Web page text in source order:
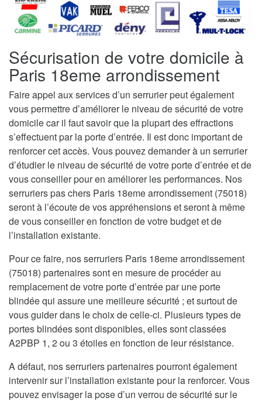
Sécurisation de votre domicile à
Paris 18eme arrondissement
Faire appel aux services d’un serrurier peut également
vous permettre d’améliorer le niveau de sécurité de votre
domicile car il faut savoir que la plupart des effractions
s’effectuent par la porte d’entrée. Il est donc important de
renforcer cet accès. Vous pouvez demander à un serrurier
d’étudier le niveau de sécurité de votre porte d’entrée et de
vous conseiller pour en améliorer les performances. Nos
serruriers pas chers Paris 18eme arrondissement (75018)
seront à l’écoute de vos appréhensions et seront à même
de vous conseiller en fonction de votre budget et de
l’installation existante.
Pour ce faire, nos serruriers Paris 18eme arrondissement
(75018) partenaires sont en mesure de procéder au
remplacement de votre porte d’entrée par une porte
blindée qui assure une meilleure sécurité ; et surtout de
vous guider dans le choix de celle-ci. Plusieurs types de
portes blindées sont disponibles, elles sont classées
A2PBP 1, 2 ou 3 étoiles en fonction de leur résistance.
A défaut, nos serruriers partenaires pourront également
intervenir sur l’installation existante pour la renforcer. Vous
pouvez envisager la pose d’un verrou de sécurité sur le